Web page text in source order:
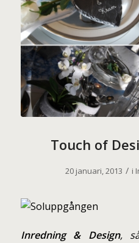
Touch of
20 januari, 2013 / i
Inredning & Design,